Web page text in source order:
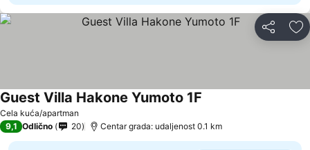
Deli
Cela kuća/apartman
Guest Villa Hakone Yumoto 1F
9,1 Odlično 20 Centar grada: udaljenost 0.1 km